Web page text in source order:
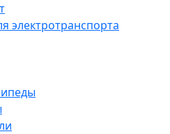
электротранспорта